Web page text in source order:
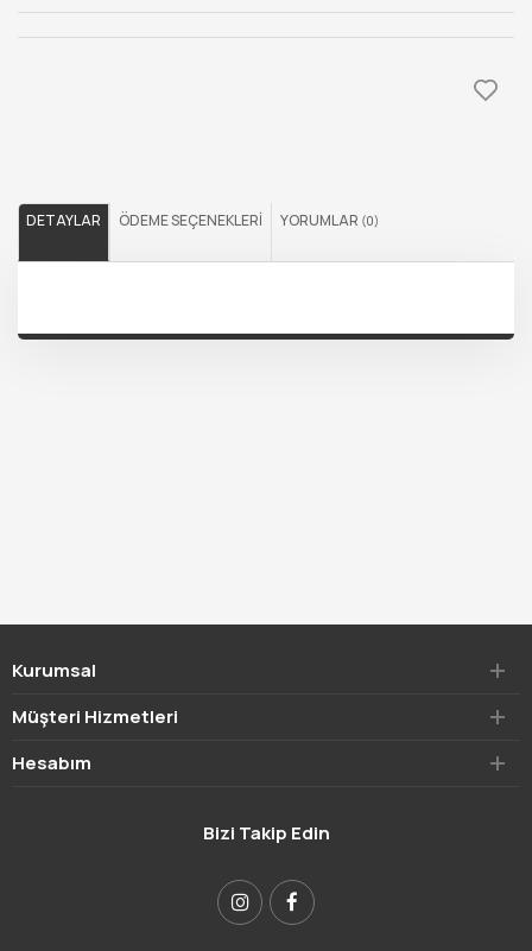
DETAYLAR ÖDEME SEÇENEKLERI YORUMLAR (0)
Kurumsal
Müşteri Hizmetleri
Hesabım
Bizi Takip Edin